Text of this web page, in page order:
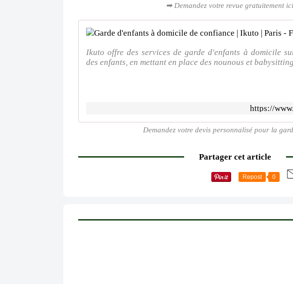
➡ Demandez votre revue gratuitement ici
Ikuto offre des services de garde d'enfants à domicile
des enfants, en mettant en place des nounous et
https://
Demandez votre devis personnalisé pour la
Partager cet article
Repost 0